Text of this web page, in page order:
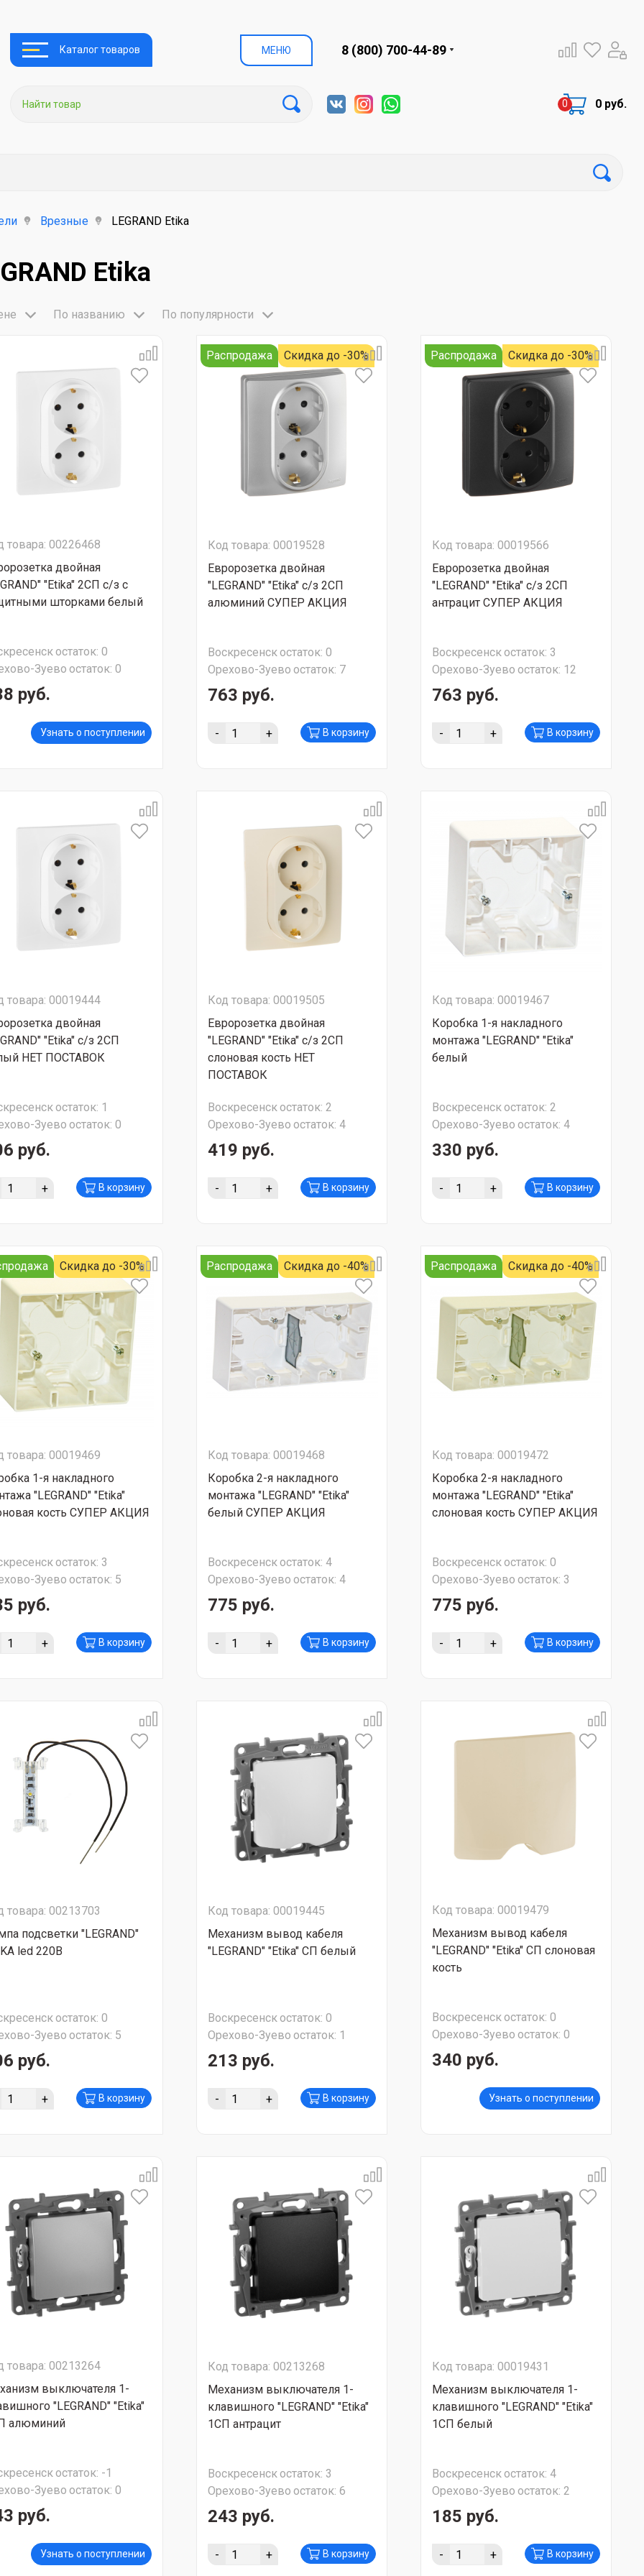
Каталог товаров МЕНЮ 8 (800) 700-44-89
0 руб.
Врезные LEGRAND Etika
Etika
По названию По популярности
товара: 00226468
двойная
"Etika" 2СП с/з с
шторками белый
остаток: 0
Зуево остаток: 0
руб.
Узнать о поступлении
Распродажа Скидка до -30%
Код товара: 00019528
Евророзетка двойная
"LEGRAND" "Etika" с/з 2СП
алюминий СУПЕР АКЦИЯ
Воскресенскостаток: 0
Орехово-Зуево остаток: 7
763 руб.
- + В корзину
Распродажа Скидка до -30%
Код товара: 00019566
Евророзетка двойная
"LEGRAND" "Etika" с/з 2СП
антрацит СУПЕР АКЦИЯ
Воскресенскостаток: 3
Орехово-Зуево остаток: 12
763 руб.
- + В корзину
товара: 00019444
двойная
"Etika" с/з 2СП
НЕТ ПОСТАВОК
остаток: 1
Зуево остаток: 0
руб.
+ В корзину
Код товара: 00019505
Евророзетка двойная
"LEGRAND" "Etika" с/з 2СП
слоновая кость НЕТ
ПОСТАВОК
Воскресенскостаток: 2
Орехово-Зуево остаток: 4
419 руб.
- + В корзину
Код товара: 00019467
Коробка 1-я накладного
монтажа "LEGRAND" "Etika"
белый
Воскресенскостаток: 2
Орехово-Зуево остаток: 4
330 руб.
- + В корзину
Скидка до -30%
товара: 00019469
1-я накладного
"LEGRAND" "Etika"
кость СУПЕР АКЦИЯ
остаток: 3
Зуево остаток: 5
руб.
+ В корзину
Распродажа Скидка до -40%
Код товара: 00019468
Коробка 2-я накладного
монтажа "LEGRAND" "Etika"
белый СУПЕР АКЦИЯ
Воскресенскостаток: 4
Орехово-Зуево остаток: 4
775 руб.
- + В корзину
Распродажа Скидка до -40%
Код товара: 00019472
Коробка 2-я накладного
монтажа "LEGRAND" "Etika"
слоновая кость СУПЕР АКЦИЯ
Воскресенскостаток: 0
Орехово-Зуево остаток: 3
775 руб.
- + В корзину
товара: 00213703
подсветки "LEGRAND"
led 220В
остаток: 0
Зуево остаток: 5
руб.
+ В корзину
Код товара: 00019445
Механизм вывод кабеля
"LEGRAND" "Etika" СП белый
Воскресенскостаток: 0
Орехово-Зуево остаток: 1
213 руб.
- + В корзину
Код товара: 00019479
Механизм вывод кабеля
"LEGRAND" "Etika" СП слоновая
кость
Воскресенскостаток: 0
Орехово-Зуево остаток: 0
340 руб.
Узнать о поступлении
товара: 00213264
выключателя 1-
"LEGRAND" "Etika"
алюминий
остаток: -1
Зуево остаток: 0
руб.
Узнать о поступлении
Код товара: 00213268
Механизм выключателя 1-
клавишного "LEGRAND" "Etika"
1СП антрацит
Воскресенскостаток: 3
Орехово-Зуево остаток: 6
243 руб.
- + В корзину
Код товара: 00019431
Механизм выключателя 1-
клавишного "LEGRAND" "Etika"
1СП белый
Воскресенскостаток: 4
Орехово-Зуево остаток: 2
185 руб.
- + В корзину